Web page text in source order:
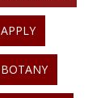
APPLY
BOTANY